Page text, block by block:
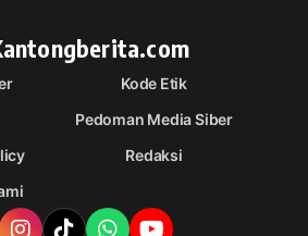
Kode Etik
Pedoman Media Siber
Redaksi